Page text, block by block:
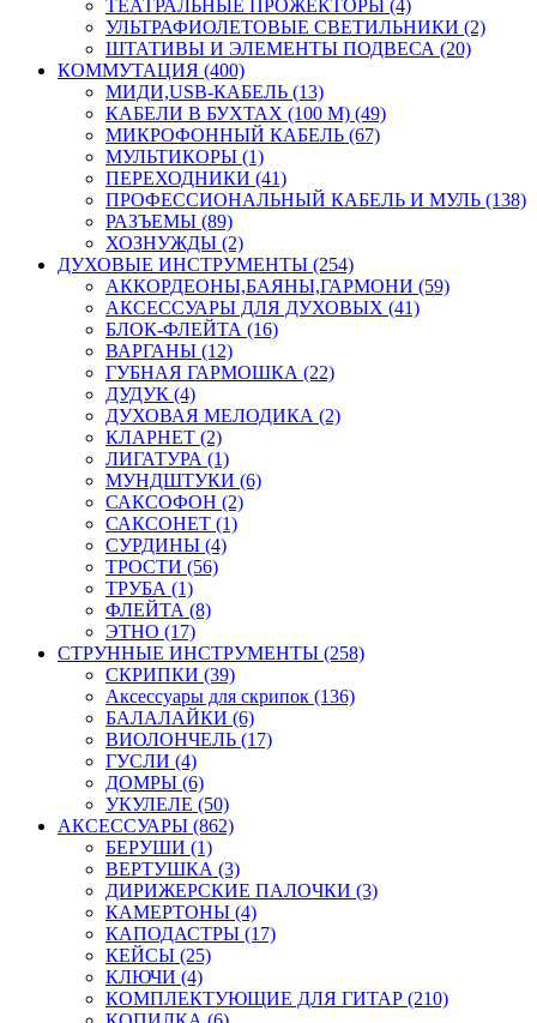
ТЕАТРАЛЬНЫЕ ПРОЖЕКТОРЫ (4)
УЛЬТРАФИОЛЕТОВЫЕ СВЕТИЛЬНИКИ (2)
ШТАТИВЫ И ЭЛЕМЕНТЫ ПОДВЕСА (20)
КОММУТАЦИЯ (400)
МИДИ,USB-КАБЕЛЬ (13)
КАБЕЛИ В БУХТАХ (100 М) (49)
МИКРОФОННЫЙ КАБЕЛЬ (67)
МУЛЬТИКОРЫ (1)
ПЕРЕХОДНИКИ (41)
ПРОФЕССИОНАЛЬНЫЙ КАБЕЛЬ И МУЛЬ (138)
РАЗЪЕМЫ (89)
ХОЗНУЖДЫ (2)
ДУХОВЫЕ ИНСТРУМЕНТЫ (254)
АККОРДЕОНЫ,БАЯНЫ,ГАРМОНИ (59)
АКСЕССУАРЫ ДЛЯ ДУХОВЫХ (41)
БЛОК-ФЛЕЙТА (16)
ВАРГАНЫ (12)
ГУБНАЯ ГАРМОШКА (22)
ДУДУК (4)
ДУХОВАЯ МЕЛОДИКА (2)
КЛАРНЕТ (2)
ЛИГАТУРА (1)
МУНДШТУКИ (6)
САКСОФОН (2)
САКСОНЕТ (1)
СУРДИНЫ (4)
ТРОСТИ (56)
ТРУБА (1)
ФЛЕЙТА (8)
ЭТНО (17)
СТРУННЫЕ ИНСТРУМЕНТЫ (258)
СКРИПКИ (39)
Аксессуары для скрипок (136)
БАЛАЛАЙКИ (6)
ВИОЛОНЧЕЛЬ (17)
ГУСЛИ (4)
ДОМРЫ (6)
УКУЛЕЛЕ (50)
АКСЕССУАРЫ (862)
БЕРУШИ (1)
ВЕРТУШКА (3)
ДИРИЖЕРСКИЕ ПАЛОЧКИ (3)
КАМЕРТОНЫ (4)
КАПОДАСТРЫ (17)
КЕЙСЫ (25)
КЛЮЧИ (4)
КОМПЛЕКТУЮЩИЕ ДЛЯ ГИТАР (210)